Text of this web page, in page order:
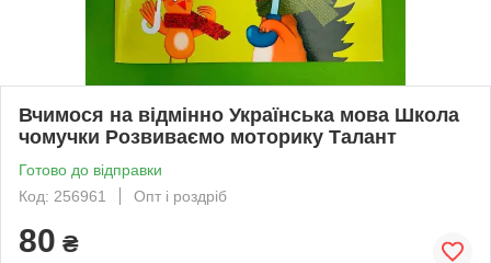
Вчимося на відмінно Українська мова Школа
чомучки Розвиваємо моторику Талант
Готово до відправки
Код: 256961
Опт і роздріб
80 ₴